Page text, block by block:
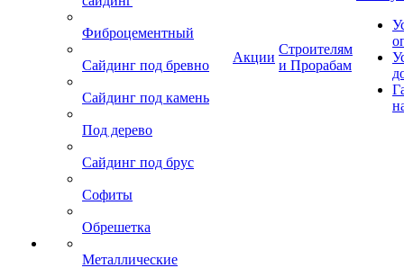
Фиброцементный
Сайдинг под бревно
Сайдинг под камень
Под дерево
Сайдинг под брус
Софиты
Обрешетка
Металлические
Акции
Строителям
и Прорабам